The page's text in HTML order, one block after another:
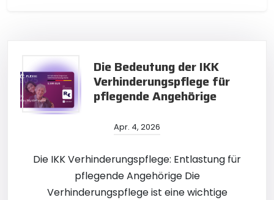
Die Bedeutung der IKK
Verhinderungspflege für
pflegende Angehörige
Apr. 4, 2026
Die IKK Verhinderungspflege: Entlastung für
pflegende Angehörige Die
Verhinderungspflege ist eine wichtige